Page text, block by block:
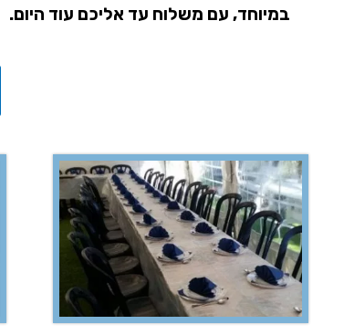
במיוחד, עם משלוח עד אליכם עוד היום.